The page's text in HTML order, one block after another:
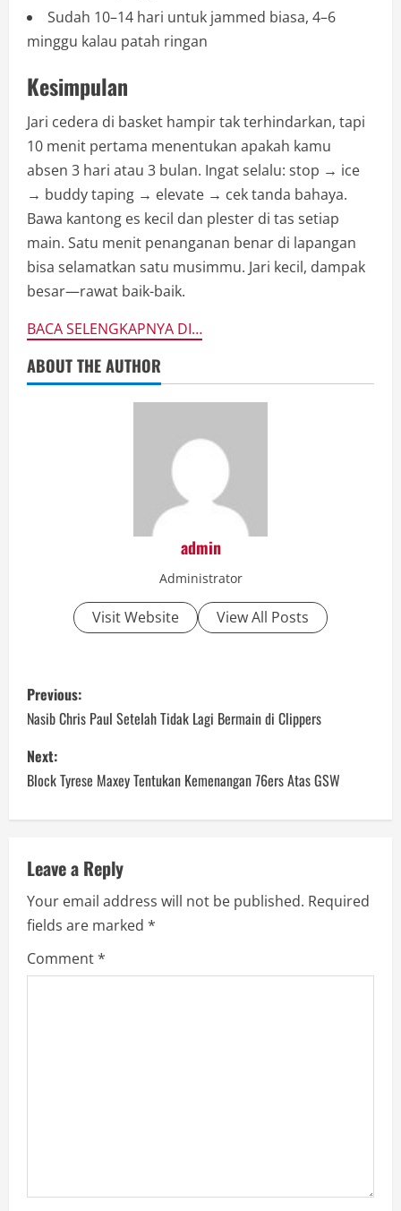
Sudah 10–14 hari untuk jammed biasa, 4–6
minggu kalau patah ringan
Kesimpulan
Jari cedera di basket hampir tak terhindarkan, tapi
10 menit pertama menentukan apakah kamu
absen 3 hari atau 3 bulan. Ingat selalu: stop → ice
→ buddy taping → elevate → cek tanda bahaya.
Bawa kantong es kecil dan plester di tas setiap
main. Satu menit penanganan benar di lapangan
bisa selamatkan satu musimmu. Jari kecil, dampak
besar—rawat baik-baik.
BACA SELENGKAPNYA DI…
ABOUT THE AUTHOR
admin
Administrator
Visit Website View All Posts
P
o
s
t
a
v
i
g
Previous:
Nasib Chris Paul Setelah Tidak Lagi Bermain di Clippers
Next:
Block Tyrese Maxey Tentukan Kemenangan 76ers Atas GSW
Leave a Reply
Your email address will not be published. Required
fields are marked *
Comment*